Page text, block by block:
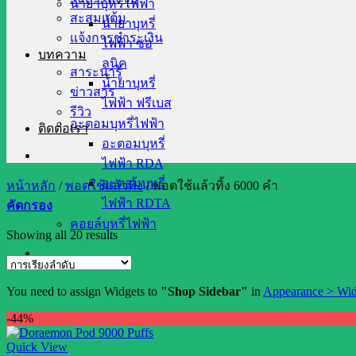
น้ำยาบุหรี่ไฟฟ้า
น้ำยาบุหรี่
ไฟฟ้า ซอ
ลนิค
น้ำยาบุหรี่
ไฟฟ้า ฟรีเบส
อะตอมบุหรี่ไฟฟ้า
อะตอมบุหรี่
ไฟฟ้า RDA
อะตอมบุหรี่
ไฟฟ้า RDTA
คอยล์บุหรี่ไฟฟ้า
สะสมแต้ม
แจ้งการชำระเงิน
บทความ
สาระน่ารู้
ข่าวสาร
รีวิว
ติดต่อเรา
หน้าหลัก / พอตใช้แล้วทิ้ง /พอตใช้แล้วทิ้ง 6000 คำ
คัดกรอง
Showing all 20 results
You need to assign Widgets to "Shop Sidebar" in Appearance >
-44%
Quick View